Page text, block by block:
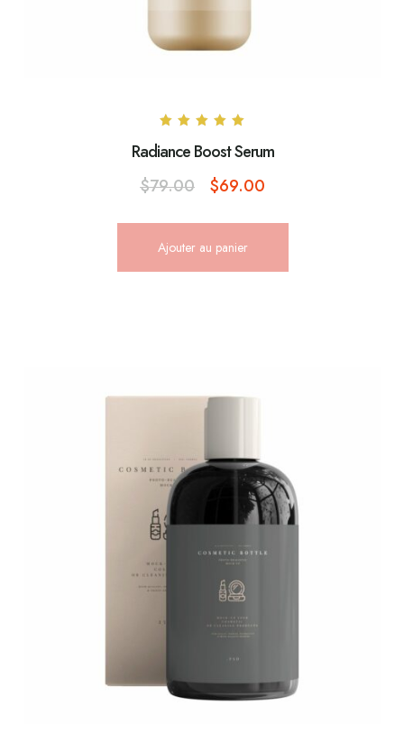
5.00
sur 5
Radiance Boost Serum
$79.00 $69.00
Ajouter au panier